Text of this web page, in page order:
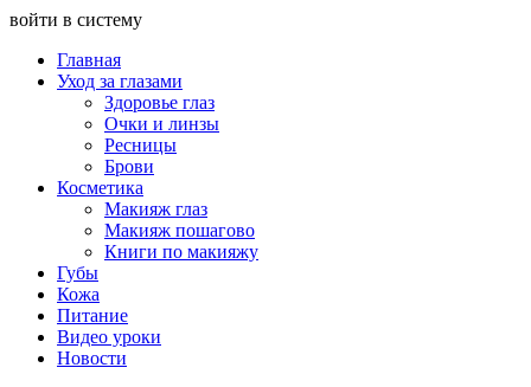
войти в систему
Главная
Уход за глазами
Здоровье глаз
Очки и линзы
Ресницы
Брови
Косметика
Макияж глаз
Макияж пошагово
Книги по макияжу
Губы
Кожа
Питание
Видео уроки
Новости